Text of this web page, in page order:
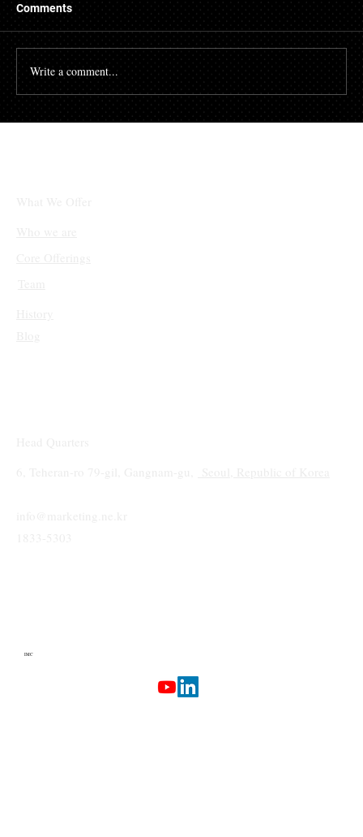
Comments
Write a comment...
IMC